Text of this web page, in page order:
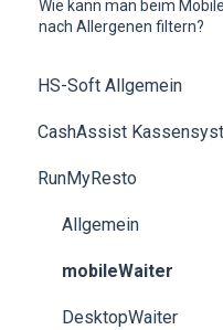
Wie kann man beim
nach Allergenen filtern?
HS-Soft Allgemein
Schulung
Rechnungen &
Buchhaltung
neue
CashAssist
Allgemein
Artikelverwaltung
Hardware
EFT Kartenterminals
RunMyResto
Allgemein
mobileWaiter
DesktopWaiter